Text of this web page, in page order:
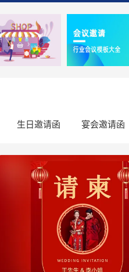
生日邀请函 宴会邀请函